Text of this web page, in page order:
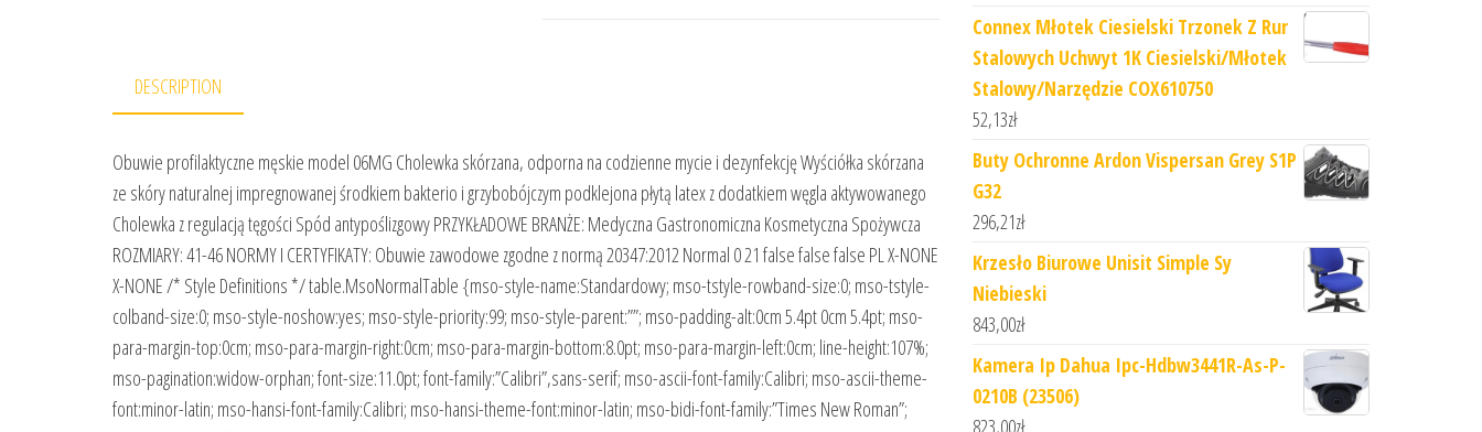
DESCRIPTION
Obuwie profilaktyczne męskie model 06MG Cholewka skórzana, odporna na codzienne mycie i dezynfekcję Wyściółka skórzana
ze skóry naturalnej impregnowanej środkiem bakterio i grzybobójczym podklejona płytą latex z dodatkiem węgla aktywowanego
Cholewka z regulacją tęgości Spód antypoślizgowy PRZYKŁADOWE BRANŻE: Medyczna Gastronomiczna Kosmetyczna Spożywcza
ROZMIARY: 41-46 NORMY I CERTYFIKATY: Obuwie zawodowe zgodne z normą 20347:2012 Normal 0 21 false false false PL X-NONE
X-NONE /* Style Definitions */ table.MsoNormalTable {mso-style-name:Standardowy; mso-tstyle-rowband-size:0; mso-tstyle-
colband-size:0; mso-style-noshow:yes; mso-style-priority:99; mso-style-parent:””; mso-padding-alt:0cm 5.4pt 0cm 5.4pt; mso-
para-margin-top:0cm; mso-para-margin-right:0cm; mso-para-margin-bottom:8.0pt; mso-para-margin-left:0cm; line-height:107%;
mso-pagination:widow-orphan; font-size:11.0pt; font-family:”Calibri”,sans-serif; mso-ascii-font-family:Calibri; mso-ascii-theme-
font:minor-latin; mso-hansi-font-family:Calibri; mso-hansi-theme-font:minor-latin; mso-bidi-font-family:”Times New Roman”;
Connex Młotek Ciesielski Trzonek Z Rur
Stalowych Uchwyt 1K Ciesielski/Młotek
Stalowy/Narzędzie COX610750
52,13zł
Buty Ochronne Ardon Vispersan Grey S1P
G32
296,21zł
Krzesło Biurowe Unisit Simple Sy
Niebieski
843,00zł
Kamera Ip Dahua Ipc-Hdbw3441R-As-P-
0210B (23506)
823,00zł